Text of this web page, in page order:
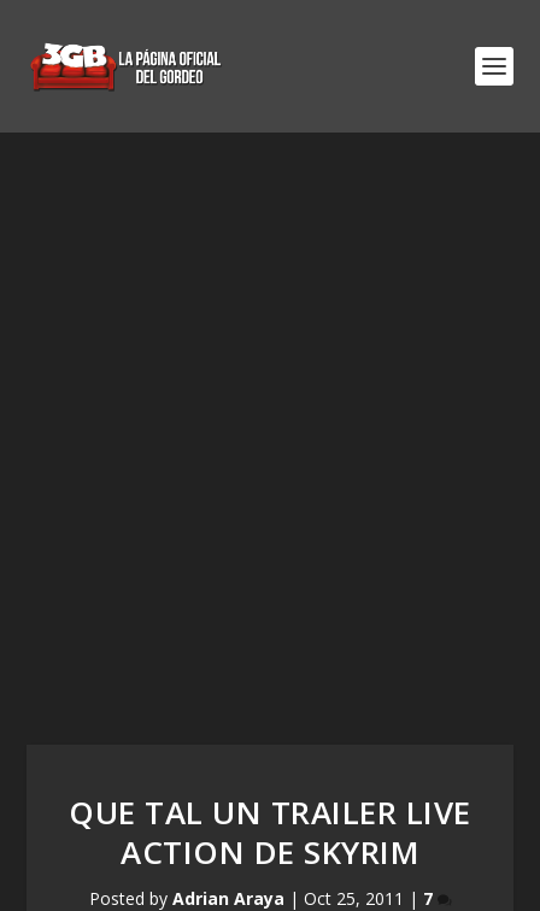
QUE TAL UN TRAILER LIVE
ACTION DE SKYRIM
Posted by Adrian Araya | Oct 25, 2011 | 7